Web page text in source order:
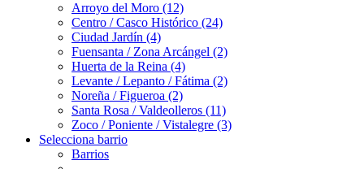
Arroyo del Moro (12)
Centro / Casco Histórico (24)
Ciudad Jardín (4)
Fuensanta / Zona Arcángel (2)
Huerta de la Reina (4)
Levante / Lepanto / Fátima (2)
Noreña / Figueroa (2)
Santa Rosa / Valdeolleros (11)
Zoco / Poniente / Vistalegre (3)
Selecciona barrio
Barrios